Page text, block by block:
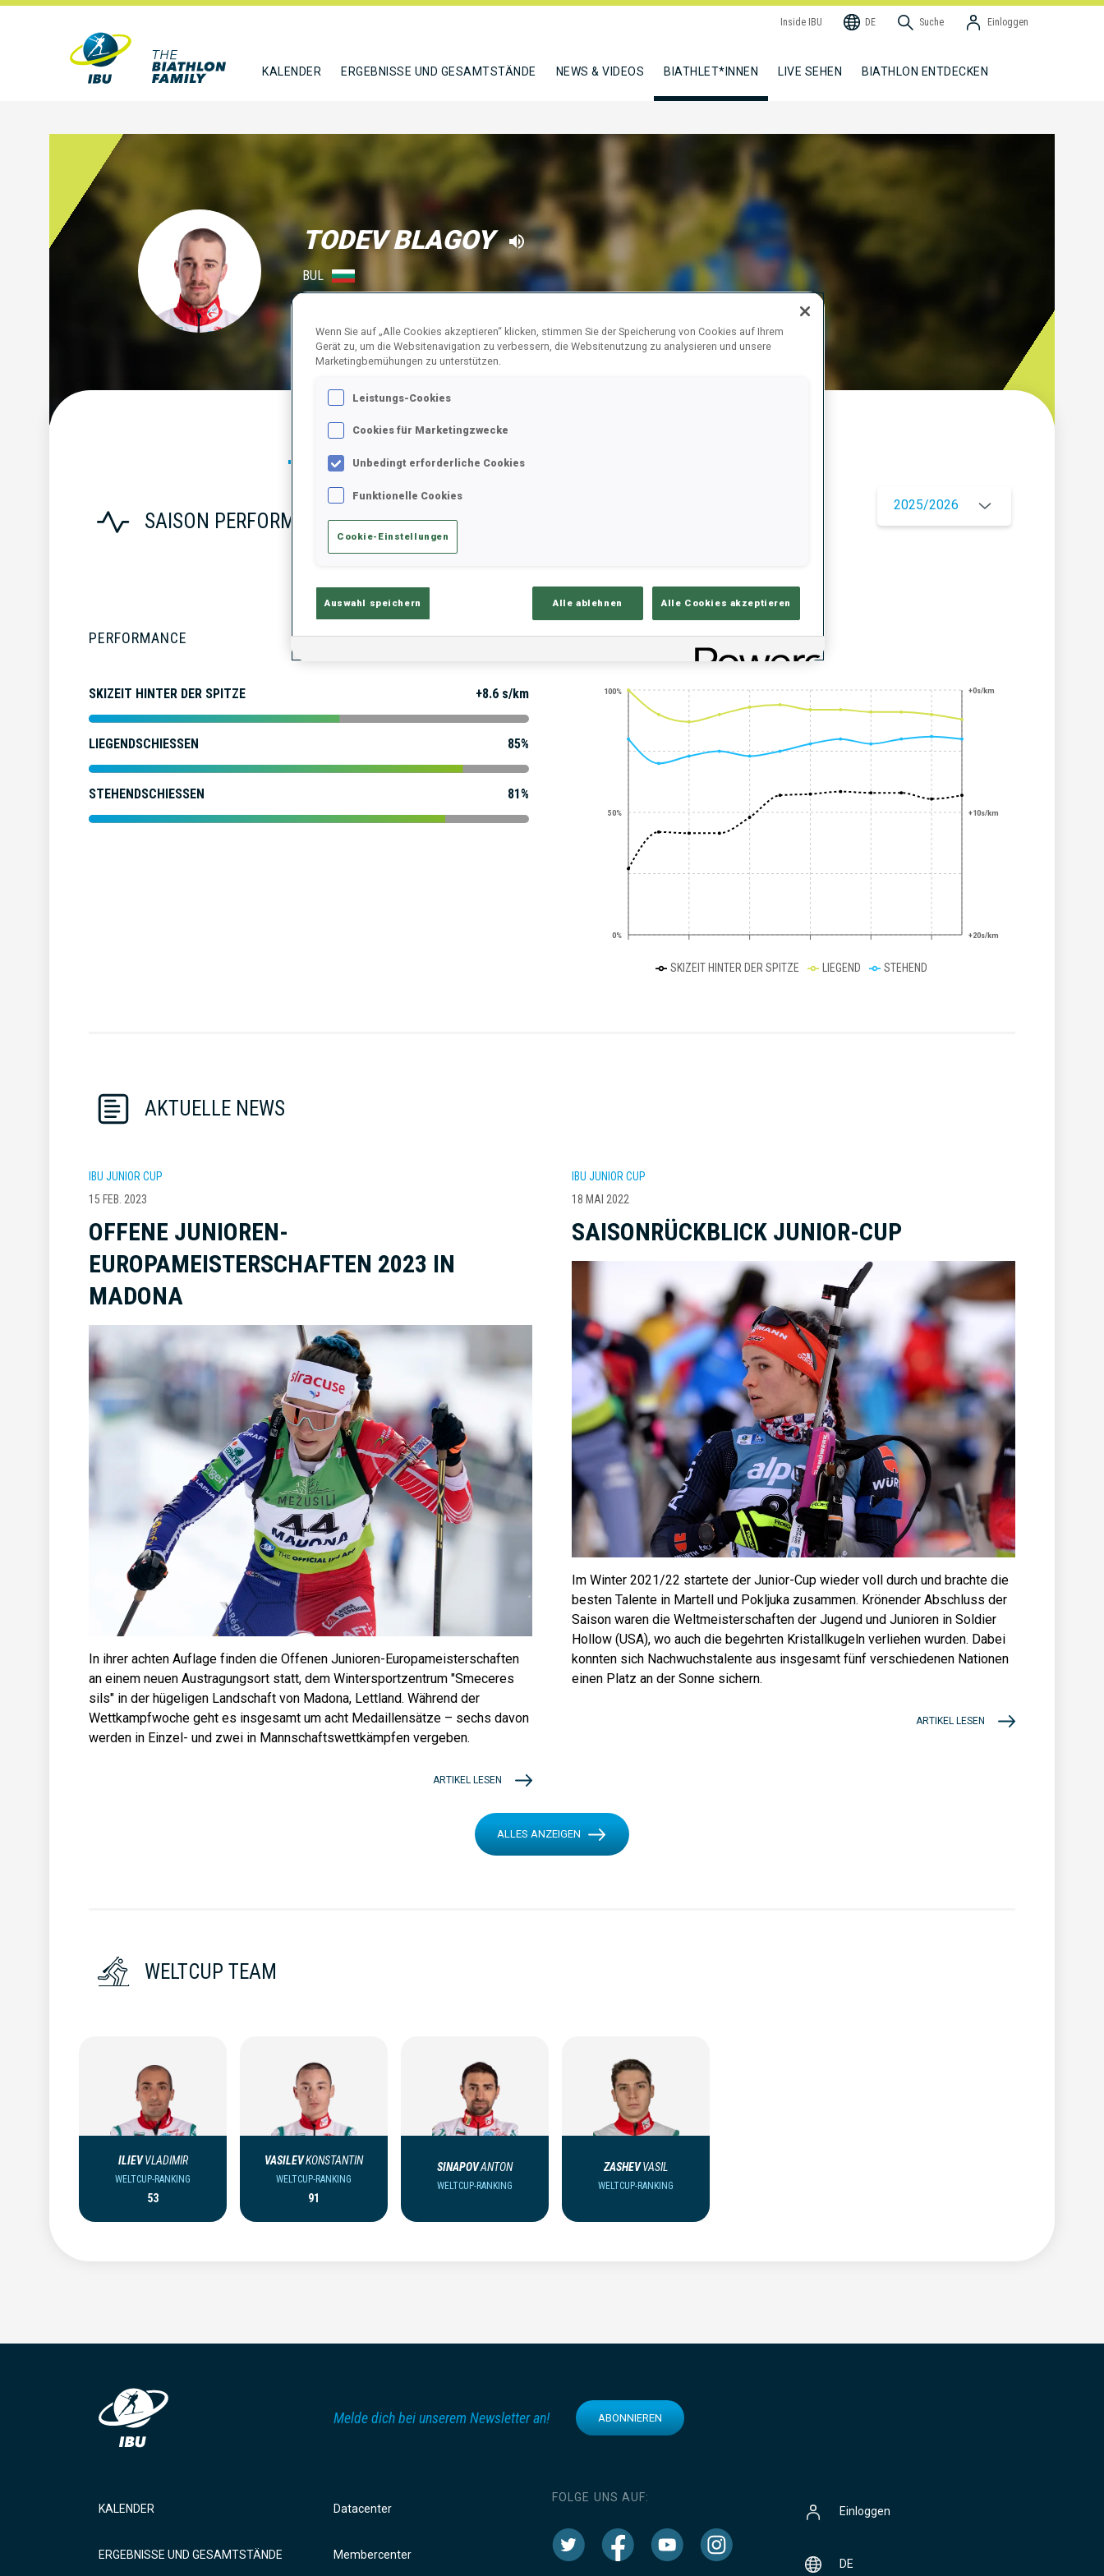
Inside IBU DE Suche Einloggen
KALENDER ERGEBNISSE UND GESAMTSTÄNDE NEWS & VIDEOS BIATHLET*INNEN LIVE SEHEN BIATHLON ENTDECKEN
TODEV BLAGOY
BUL
Statistik Ergebnisse und Gesamtstände
SAISON PERFORMANCE
2025/2026
PERFORMANCE
SKIZEIT HINTER DER SPITZE +8.6 s/km
LIEGENDSCHIESSEN 85%
STEHENDSCHIESSEN 81%
PERFORMANCE TREND
0%
50%
100% +0s/km
+10s/km
+20s/km
SKIZEIT HINTER DER SPITZE LIEGEND STEHEND
AKTUELLE NEWS
IBU JUNIOR CUP
15 FEB. 2023
OFFENE JUNIOREN-
EUROPAMEISTERSCHAFTEN 2023 IN
MADONA
In ihrer achten Auflage finden die Offenen Junioren-Europameisterschaften
an einem neuen Austragungsort statt, dem Wintersportzentrum "Smeceres
sils" in der hügeligen Landschaft von Madona, Lettland. Während der
Wettkampfwoche geht es insgesamt um acht Medaillensätze – sechs davon
werden in Einzel- und zwei in Mannschaftswettkämpfen vergeben.
ARTIKEL LESEN
IBU JUNIOR CUP
18 MAI 2022
SAISONRÜCKBLICK JUNIOR-CUP
Im Winter 2021/22 startete der Junior-Cup wieder voll durch und brachte die
besten Talente in Martell und Pokljuka zusammen. Krönender Abschluss der
Saison waren die Weltmeisterschaften der Jugend und Junioren in Soldier
Hollow (USA), wo auch die begehrten Kristallkugeln verliehen wurden. Dabei
konnten sich Nachwuchstalente aus insgesamt fünf verschiedenen Nationen
einen Platz an der Sonne sichern.
ARTIKEL LESEN
ALLES ANZEIGEN
WELTCUP TEAM
ILIEV VLADIMIR
WELTCUP-RANKING
53
VASILEVKONSTANTIN
WELTCUP-RANKING
91
SINAPOVANTON
WELTCUP-RANKING
ZASHEVVASIL
WELTCUP-RANKING
Melde dich bei unserem Newsletter an! ABONNIEREN
KALENDER
ERGEBNISSE UND GESAMTSTÄNDE
Datacenter
Membercenter
FOLGE UNS AUF:
Einloggen
DE
Wenn Sie auf „Alle Cookies akzeptieren“ klicken, stimmen Sie der Speicherung von Cookies auf Ihrem
Gerät zu, um die Websitenavigation zu verbessern, die Websitenutzung zu analysieren und unsere
Marketingbemühungen zu unterstützen.
Leistungs-Cookies
Cookies für Marketingzwecke
Unbedingt erforderliche Cookies
Funktionelle Cookies
Cookie-Einstellungen
Auswahl speichern Alle ablehnen Alle Cookies akzeptieren